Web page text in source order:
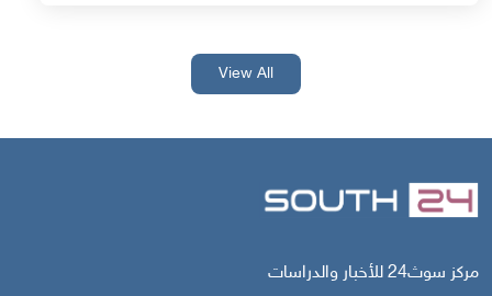
View All
مركز سوث24 للأخبار والدراسات